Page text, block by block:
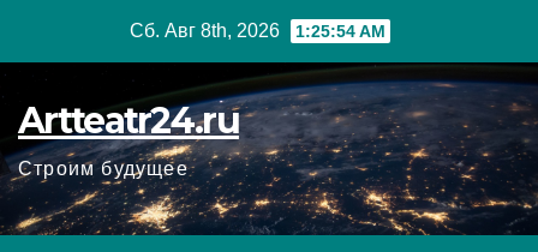
Сб. Авг 8th, 2026 1:25:55 AM
Artteatr24.ru
Строим будущее